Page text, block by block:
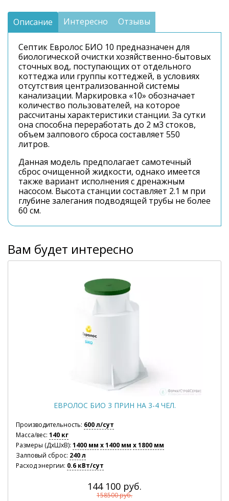
Описание Интересно Отзывы
Септик Евролос БИО 10 предназначен для
биологической очистки хозяйственно-бытовых
сточных вод, поступающих от отдельного
коттеджа или группы коттеджей, в условиях
отсутствия централизованной системы
канализации. Маркировка «10» обозначает
количество пользователей, на которое
рассчитаны характеристики станции. За сутки
она способна переработать до 2 м3 стоков,
объем залпового сброса составляет 550
литров.
Данная модель предполагает самотечный
сброс очищенной жидкости, однако имеется
также вариант исполнения с дренажным
насосом. Высота станции составляет 2.1 м при
глубине залегания подводящей трубы не более
60 см.
Вам будет интересно
ЕВРОЛОС БИО 3 ПРИН НА 3-4 ЧЕЛ.
Производительность: 600 л/сут
Масса/вес: 140 кг
Размеры (ДхШхВ): 1400 мм x 1400 мм x 1800 мм
Залповый сброс: 240 л
Расход энергии: 0.6 кВт/сут
144 100 руб.
158500 руб.